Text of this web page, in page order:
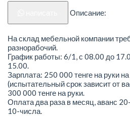
Описание:
На склад мебельной компании
разнорабочий.
График работы: 6/1, с 08.00 до
15.00.
Зарплата: 250 000 тенге на руки
(испытательный срок зависит от
300 000 тенге на руки.
Оплата два раза в месяц, аванс
10-числа.